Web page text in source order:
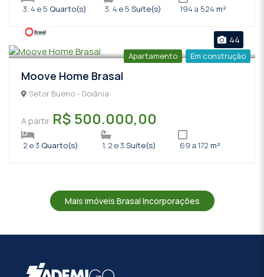
3, 4 e 5 Quarto(s) 3, 4 e 5 Suíte(s) 194 a 524 m²
Apartamento Em construção
44
Moove Home Brasal
Setor Bueno - Goiânia
A partir R$ 500.000,00
2 e 3 Quarto(s) 1, 2 e 3 Suíte(s) 69 a 172 m²
Mais imóveis Brasal Incorporações